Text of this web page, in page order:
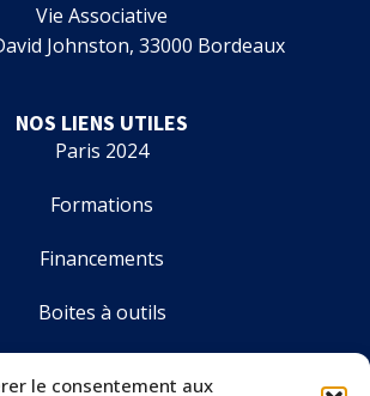
le consentement aux
Vie Associative
Johnston, 33000 Bordeaux
NOS LIENS UTILES
Paris 2024
Formations
Financements
Boites à outils